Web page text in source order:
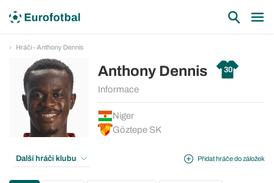
Hráči - Anthony Dennis
Anthony Dennis 30
Informace
Niger
Göztepe SK
Přidat hráče do záložek
Další hráči klubu